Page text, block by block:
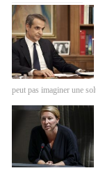
peut pas imaginer une